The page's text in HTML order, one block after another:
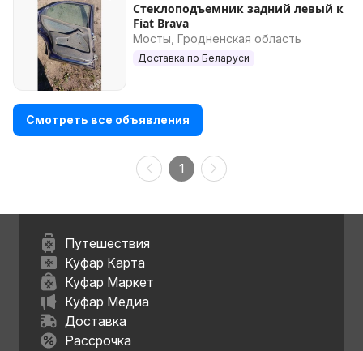
Стеклоподъемник задний левый к
Fiat Brava
Мосты, Гродненская область
Доставка по Беларуси
Смотреть все объявления
1
Путешествия
Куфар Карта
Куфар Маркет
Куфар Медиа
Доставка
Рассрочка